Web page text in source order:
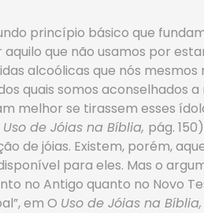
princípio básico que
que não usamos por
alcoólicas que nós
quais somos aconselhados
melhor se tirassem esses
Uso de Jóias na Bíblia, pág.
de jóias. Existem, porém,
para eles. Mas o
no Antigo quanto no Novo
em O Uso de Jóias na Bíblia,